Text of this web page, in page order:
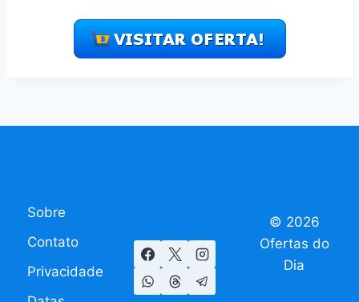
Sobre
Contato
Privacidade
© 2026
Ofertas do
Dia